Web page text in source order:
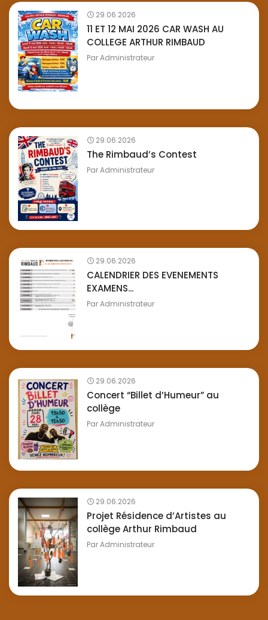
29.06.2026
11 ET 12 MAI 2026 CAR WASH AU
COLLEGE ARTHUR RIMBAUD
ParAdministrateur
29.06.2026
The Rimbaud’s Contest
ParAdministrateur
29.06.2026
CALENDRIER DES EVENEMENTS
EXAMENS...
ParAdministrateur
29.06.2026
Concert “Billet d’Humeur” au
collège
ParAdministrateur
29.06.2026
Projet Résidence d’Artistes au
collège Arthur Rimbaud
ParAdministrateur